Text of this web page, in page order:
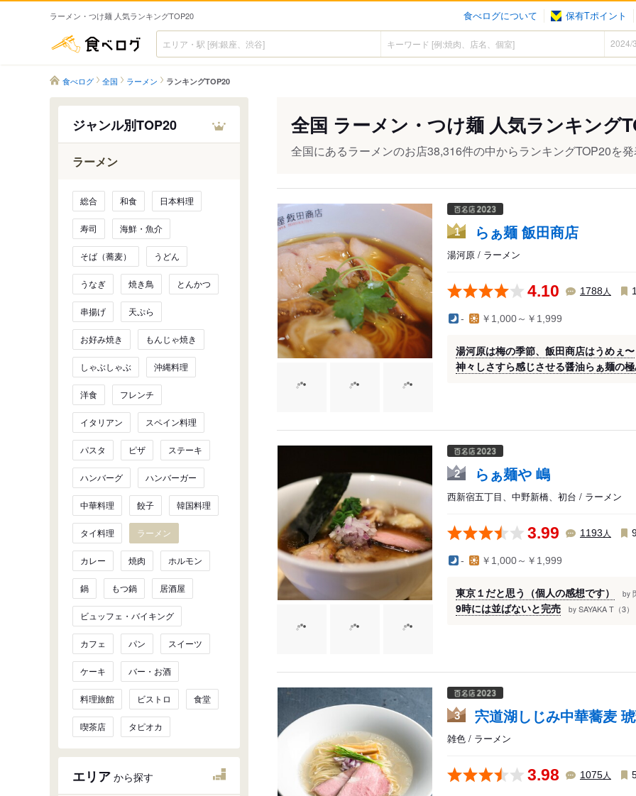
ラーメン・つけ麺 人気ランキングTOP20 食べログについて 保有Tポイント
食べログ
食べログ 全国 ラーメン ランキングTOP20
ジャンル別TOP20
ラーメン
総合 和食 日本料理
寿司 海鮮・魚介
そば（蕎麦） うどん
うなぎ 焼き鳥 とんかつ
串揚げ 天ぷら
お好み焼き もんじゃ焼き
しゃぶしゃぶ 沖縄料理
洋食 フレンチ
イタリアン スペイン料理
パスタ ピザ ステーキ
ハンバーグ ハンバーガー
中華料理 餃子 韓国料理
タイ料理 ラーメン
カレー 焼肉 ホルモン
鍋 もつ鍋 居酒屋
ビュッフェ・バイキング
カフェ パン スイーツ
ケーキ バー・お酒
料理旅館 ビストロ 食堂
喫茶店 タピオカ
エリア から探す
全国 ラーメン・つけ麺 人気ランキング
全国にあるラーメンのお店38,316件の中からランキングTOP20を発
1 らぁ麺 飯田商店
湯河原 / ラーメン
4.10 1788人
- ￥1,000～￥1,999
湯河原は梅の季節、飯田商店はうめぇ〜
神々しさすら感じさせる醤油らぁ麺の
2 らぁ麺や 嶋
西新宿五丁目、中野新橋、初台 / ラーメン
3.99 1193 人
- ￥1,000～￥1,999
東京１だと思う（個人の感想です） by
9時には並ばないと完売 by SAYAKA T（3）
3 宍道湖しじみ中華蕎麦
雑色 / ラーメン
3.98 1075人